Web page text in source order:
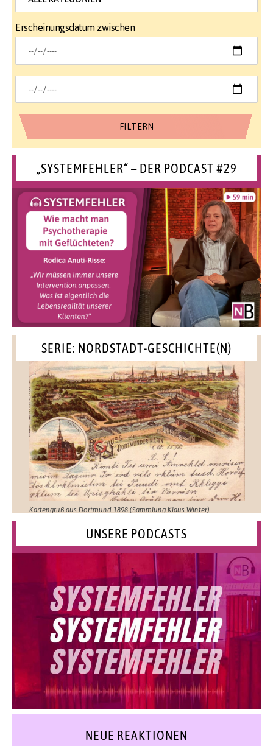
Erscheinungsdatum zwischen
„SYSTEMFEHLER“ – DER PODCAST #29
SERIE: NORDSTADT-GESCHICHTE(N)
Kartengruß aus Dortmund 1898 (Sammlung Klaus Winter)
UNSERE PODCASTS
NEUE REAKTIONEN